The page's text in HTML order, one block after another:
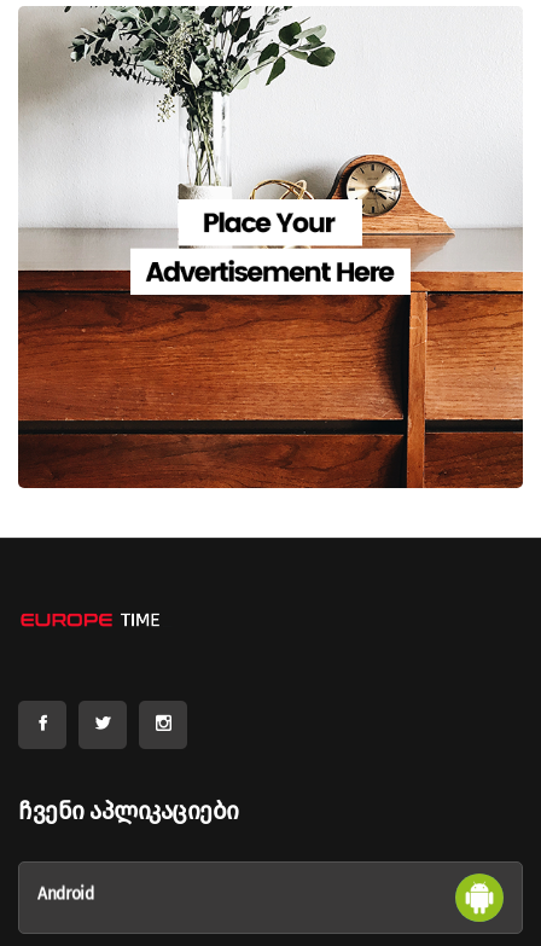
Ჩვენი Აპლიკაციები
Android